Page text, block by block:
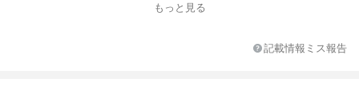
もっと見る
記載情報ミス報告